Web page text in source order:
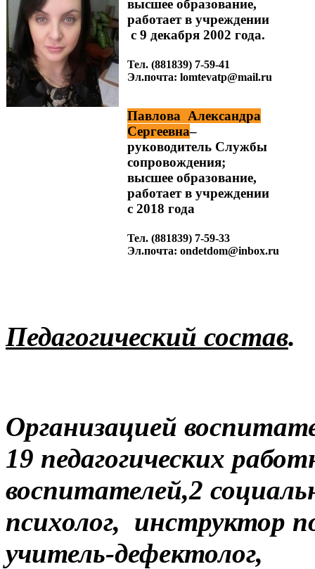
высшее образование,
работает в учреждении
с 9 декабря 2002 года.
Тел. (881839) 7-59-41
Эл.почта: lomtevatp@mail.ru
Павлова Александра
Сергеевна–
руководитель Службы
сопровождения;
высшее образование,
работает в учреждении
с 2018 года
Тел. (881839) 7-59-33
Эл.почта: ondetdom@inbox.ru
Педагогический состав.
Организацией
19 педагогических
воспитателей,2
психолог, инструктор
учитель-дефектолог,